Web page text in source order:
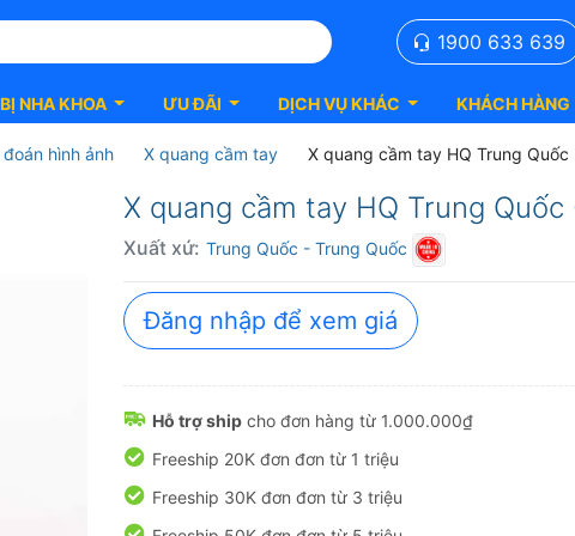
1900 633 639
NHA KHOA ƯU ĐÃI DỊCH VỤ KHÁC KHÁCH HÀNG
hình ảnh X quang cầm tay X quang cầm tay HQ Trung Quốc
X quang cầm tay HQ Trung Quốc
Xuất xứ: Trung Quốc - Trung Quốc
Đăng nhập để xem giá
Hỗ trợ ship cho đơn hàng từ 1.000.000₫
Freeship 20K đơn đơn từ 1 triệu
Freeship 30K đơn đơn từ 3 triệu